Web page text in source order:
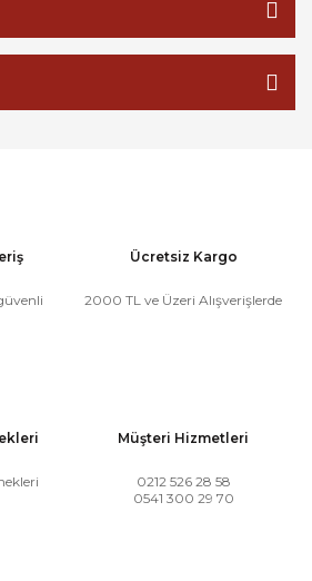
Ücretsiz Kargo
2000 TL ve Üzeri Alışverişlerde
Müşteri Hizmetleri
0212 526 28 58
0541 300 29 70